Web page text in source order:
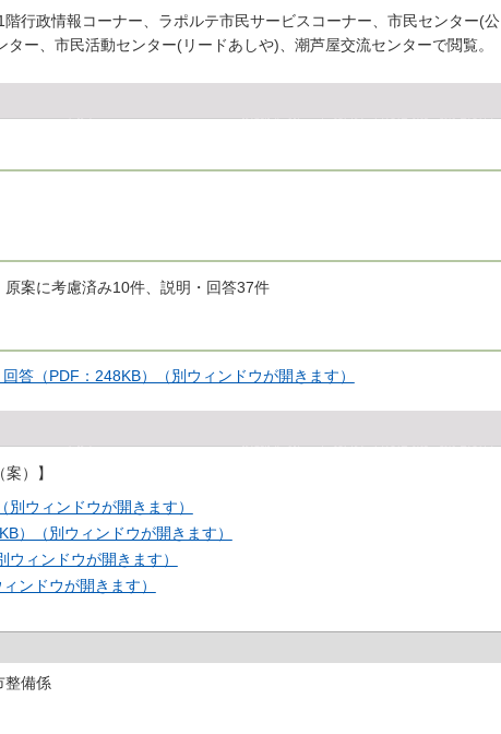
行政情報コーナー、ラポルテ市民サービスコーナー、市民センター(公
ー、市民活動センター(リードあしや)、潮芦屋交流センターで閲覧。
案に考慮済み10件、説明・回答37件
答（PDF：248KB）（別ウィンドウが開きます）
）】
ウィンドウが開きます）
）（別ウィンドウが開きます）
ィンドウが開きます）
ンドウが開きます）
整備係